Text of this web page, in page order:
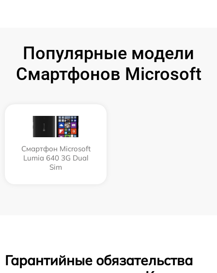
Популярные модели
Смартфонов Microsoft
Смартфон Microsoft
Lumia 640 3G Dual
Sim
Гарантийные обязательства